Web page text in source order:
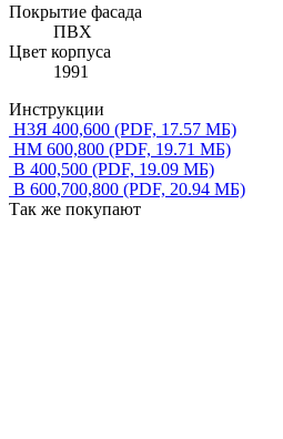
Покрытие фасада
ПВХ
Цвет корпуса
1991
Инструкции
Н3Я 400,600 (PDF, 17.57 МБ)
НМ 600,800 (PDF, 19.71 МБ)
В 400,500 (PDF, 19.09 МБ)
В 600,700,800 (PDF, 20.94 МБ)
Так же покупают